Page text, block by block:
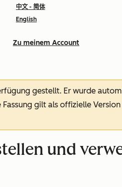
中文 - 简体
English
Zu meinem Account
gestellt. Er wurde
gilt als offizielle
und